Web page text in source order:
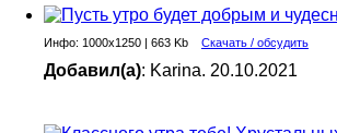
Инфо: 1000х1250 | 663 Kb Скачать / обсудить
Добавил(а): Karina. 20.10.2021